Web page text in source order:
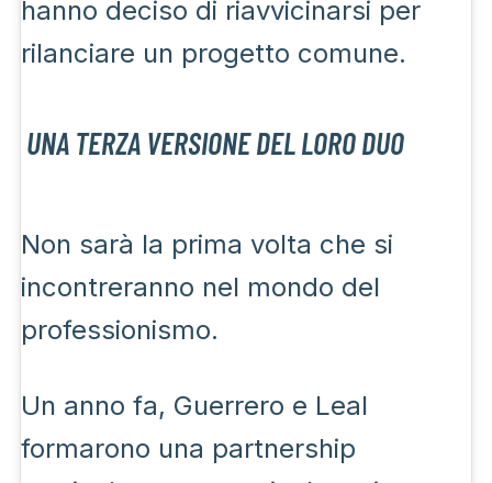
hanno deciso di riavvicinarsi per
rilanciare un progetto comune.
UNA TERZA VERSIONE DEL LORO DUO
Non sarà la prima volta che si
incontreranno nel mondo del
professionismo.
Un anno fa, Guerrero e Leal
formarono una partnership